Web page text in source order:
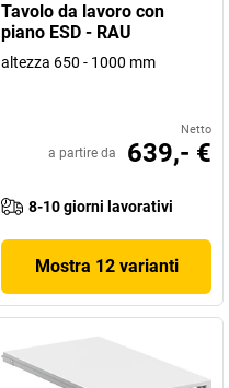
Tavolo da lavoro con
piano ESD - RAU
altezza 650 - 1000 mm
Netto
a partire da 639,- €
8-10 giorni lavorativi
Mostra 12 varianti